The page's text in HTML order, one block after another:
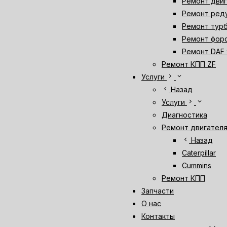
Ремонт
Ремонт
Ремонт
Ремонт DAF
Ремонт КПП ZF
Услуги
chevron_right
expand_more
chevron_left Назад
Услуги
chevron_right expand_more
Диагностика
Ремонт двигателя
chevron_left Назад
Caterpillar
Cummins
Ремонт КПП
Запчасти
О нас
Контакты